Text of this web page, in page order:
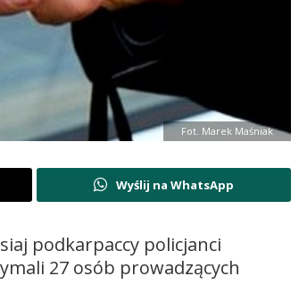
Fot. Marek Maśniak
Wyślij na WhatsApp
podkarpaccy policjanci
27 osób prowadzących